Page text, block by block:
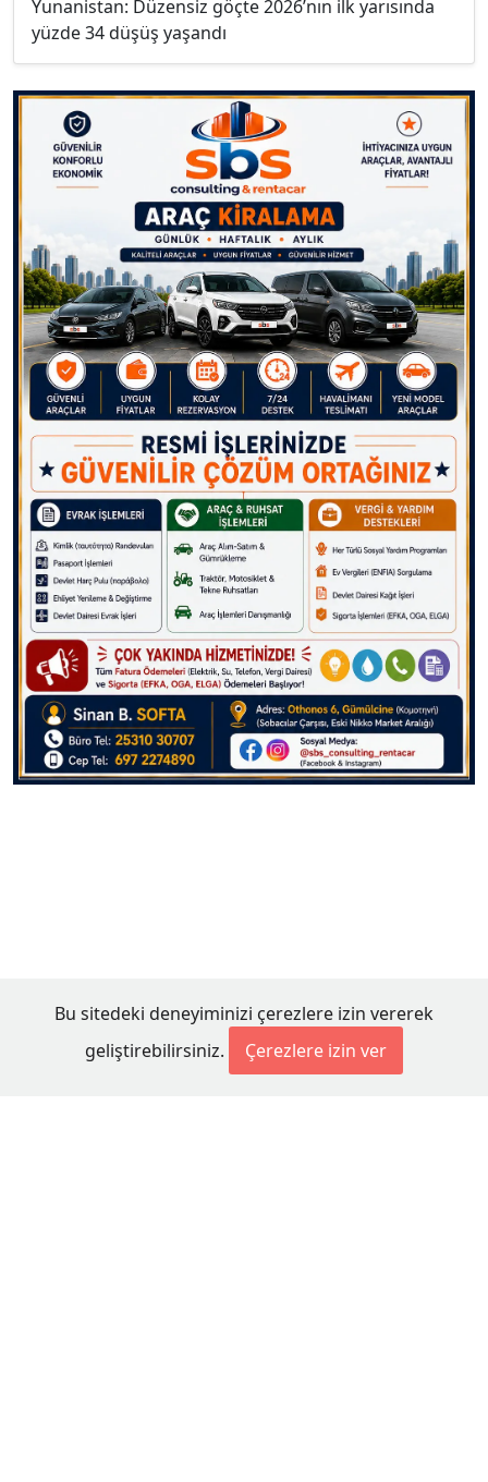
Yunanistan: Düzensiz göçte 2026’nın ilk yarısında
yüzde 34 düşüş yaşandı
Bu sitedeki deneyiminizi çerezlere izin vererek
geliştirebilirsiniz.
Çerezlere izin ver